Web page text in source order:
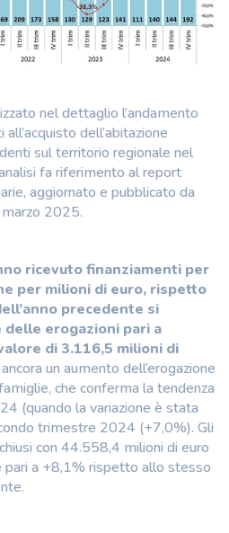
nel dettaglio l’andamento
dell’abitazione
sul territorio regionale nel
fa riferimento al report
aggiornato e pubblicato da
marzo 2025.
ricevuto finanziamenti per
per milioni di euro, rispetto
precedente si
erogazioni pari a
di 3.116,5 milioni di
un aumento dell’erogazione
che conferma la tendenza
(quando la variazione è stata
trimestre 2024 (+7,0%). Gli
con 44.558,4 milioni di euro
pari a +8,1% rispetto allo stesso